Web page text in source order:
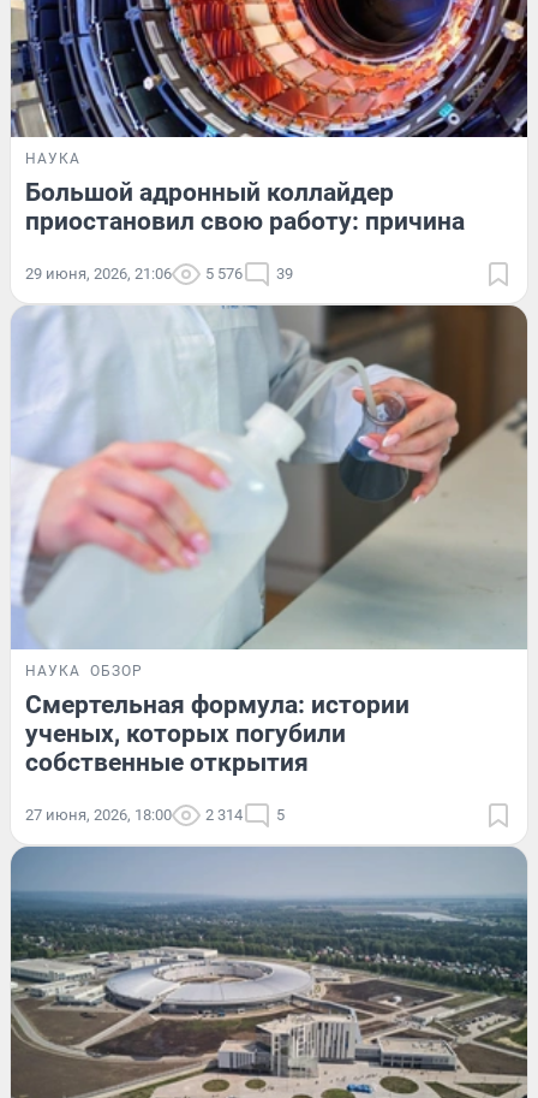
НАУКА
Большой адронный коллайдер
приостановил свою работу: причина
29 июня, 2026, 21:06 5 576 39
НАУКА ОБЗОР
Смертельная формула: истории
ученых, которых погубили
собственные открытия
27 июня, 2026, 18:00 2 314 5